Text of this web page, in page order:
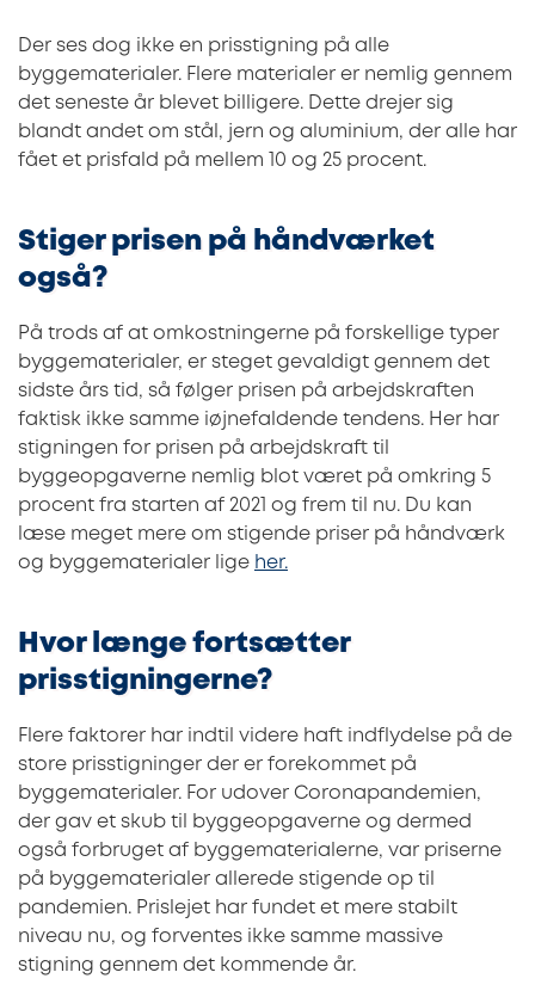
Der ses dog ikke en prisstigning på alle
byggematerialer. Flere materialer er nemlig gennem
det seneste år blevet billigere. Dette drejer sig
blandt andet om stål, jern og aluminium, der alle har
fået et prisfald på mellem 10 og 25 procent.
Stiger prisen på håndværket
også?
På trods af at omkostningerne på forskellige typer
byggematerialer, er steget gevaldigt gennem det
sidste års tid, så følger prisen på arbejdskraften
faktisk ikke samme iøjnefaldende tendens. Her har
stigningen for prisen på arbejdskraft til
byggeopgaverne nemlig blot været på omkring 5
procent fra starten af 2021 og frem til nu. Du kan
læse meget mere om stigende priser på håndværk
og byggematerialer lige her.
Hvor længe fortsætter
prisstigningerne?
Flere faktorer har indtil videre haft indflydelse på de
store prisstigninger der er forekommet på
byggematerialer. For udover Coronapandemien,
der gav et skub til byggeopgaverne og dermed
også forbruget af byggematerialerne, var priserne
på byggematerialer allerede stigende op til
pandemien. Prislejet har fundet et mere stabilt
niveau nu, og forventes ikke samme massive
stigning gennem det kommende år.